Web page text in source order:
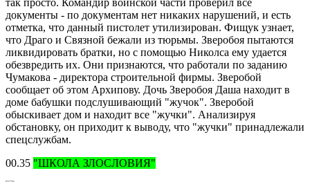
документы - по документам нет никаких нарушений, и есть
отметка, что данный пистолет утилизирован. Фищук узнает,
что Драго и Связной бежали из тюрьмы. Зверобоя пытаются
ликвидировать братки, но с помощью Николса ему удается
обезвредить их. Они признаются, что работали по заданию
Чумакова - директора строительной фирмы. Зверобой
сообщает об этом Архипову. Дочь Зверобоя Даша находит в
доме бабушки подслушивающий "жучок". Зверобой
обыскивает дом и находит все "жучки". Анализируя
обстановку, он приходит к выводу, что "жучки" принадлежали
спецслужбам.
00.35 "ШКОЛА ЗЛОСЛОВИЯ"